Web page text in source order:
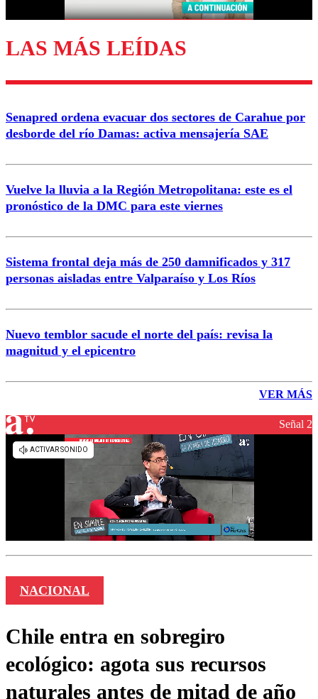
Enviar comentario
LAS MÁS LEÍDAS
Senapred ordena evacuar dos sectores de Carahue por
desborde del río Damas: activa mensajería SAE
Vuelve la lluvia a la Región Metropolitana: este es el
pronóstico de la DMC para este viernes
Sistema frontal deja más de 250 damnificados y 317
personas aisladas entre Valparaíso y Los Ríos
Nuevo temblor sacude el norte del país: revisa la
magnitud y el epicentro
VER MÁS
Señal 2
NACIONAL
Chile entra en sobregiro
ecológico: agota sus recursos
naturales antes de mitad de año